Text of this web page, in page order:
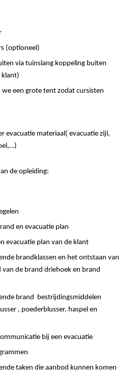
(optioneel)
via tuinslang koppeling buiten
klant)
we een grote tent zodat cursisten
evacuatie materiaal( evacuatie zijl,
de opleiding:
en evacuatie plan
evacuatie plan van de klant
brandklassen en het ontstaan van
van de brand driehoek en brand
brand bestrijdingsmiddelen
, poederblusser, haspel en
bij een evacuatie
taken die aanbod kunnen komen